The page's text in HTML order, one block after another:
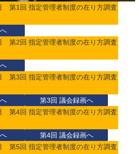
第1回 指定管理者制度の在り方調査
第2回 指定管理者制度の在り方調査
第3回 指定管理者制度の在り方調査
第3回 議会録画へ
第4回 指定管理者制度の在り方調査
第4回 議会録画へ
第5回 指定管理者制度の在り方調査